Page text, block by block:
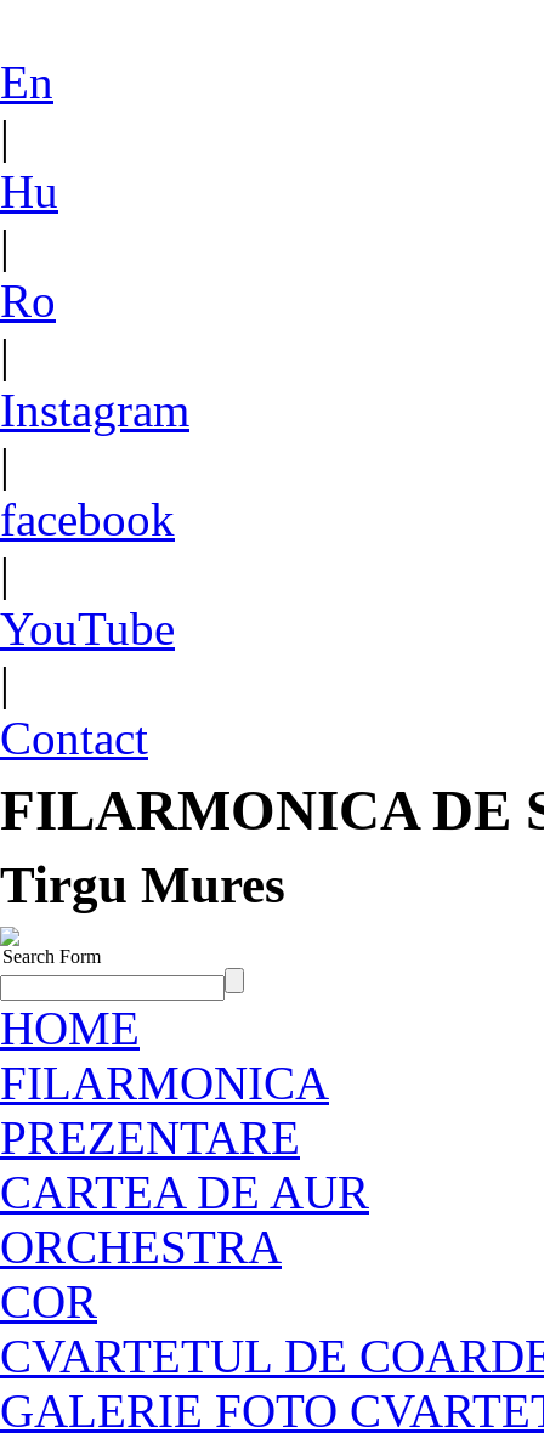
En
|
Hu
|
Ro
|
Instagram
|
facebook
|
YouTube
|
Contact
FILARMONICA DE
Tirgu Mures
Search Form
HOME
FILARMONICA
PREZENTARE
CARTEA DE AUR
ORCHESTRA
COR
CVARTETUL DE
GALERIE FOTO